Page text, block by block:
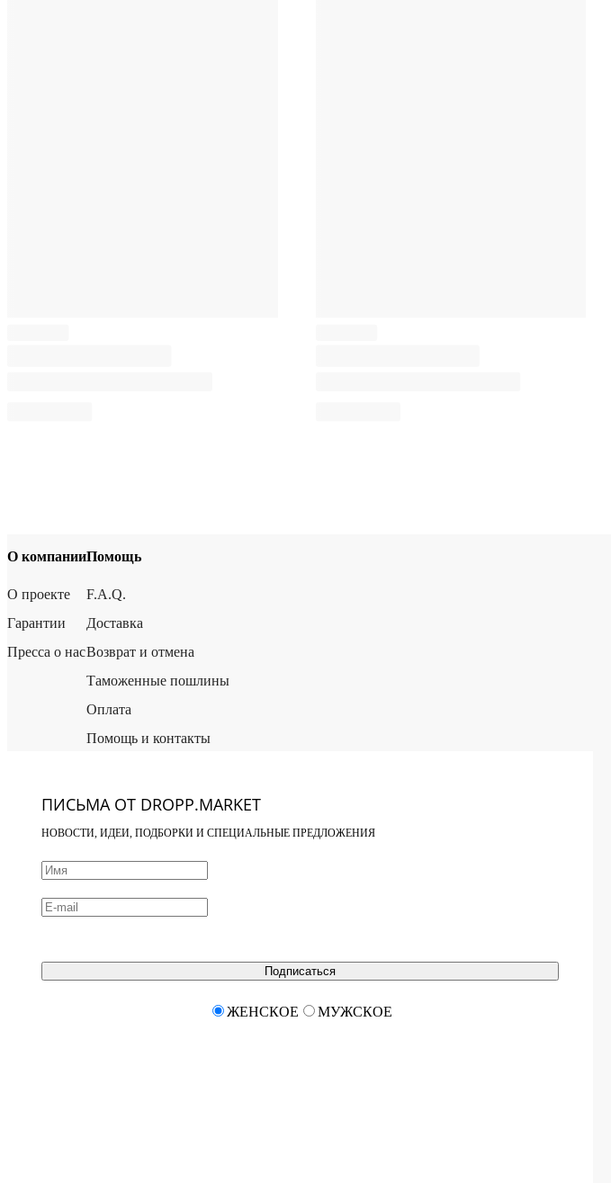
О компании
О проекте
Гарантии
Пресса о нас
Помощь
F.A.Q.
Доставка
Возврат и отмена
Таможенные пошлины
Оплата
Помощь и контакты
ПИСЬМА ОТ DROPP.MARKET
НОВОСТИ, ИДЕИ, ПОДБОРКИ И СПЕЦИАЛЬНЫЕ ПРЕДЛОЖЕНИЯ
Подписаться
ЖЕНСКОЕ МУЖСКОЕ